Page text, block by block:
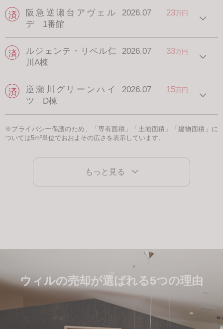
阪急逆瀬台アヴェル
デ 1番館
2026.07 23万円
ルジェンテ・リベル仁
川A棟
2026.07 33万円
逆瀬川グリーンハイ
ツ D棟
2026.07 15万円
※プライバシー保護のため、「専有面積」「土地面積」「建物面積」に
ついては5m²単位でおおよその広さを表示しています。
もっと見る
ウィルの売却が選ばれる5つの理由